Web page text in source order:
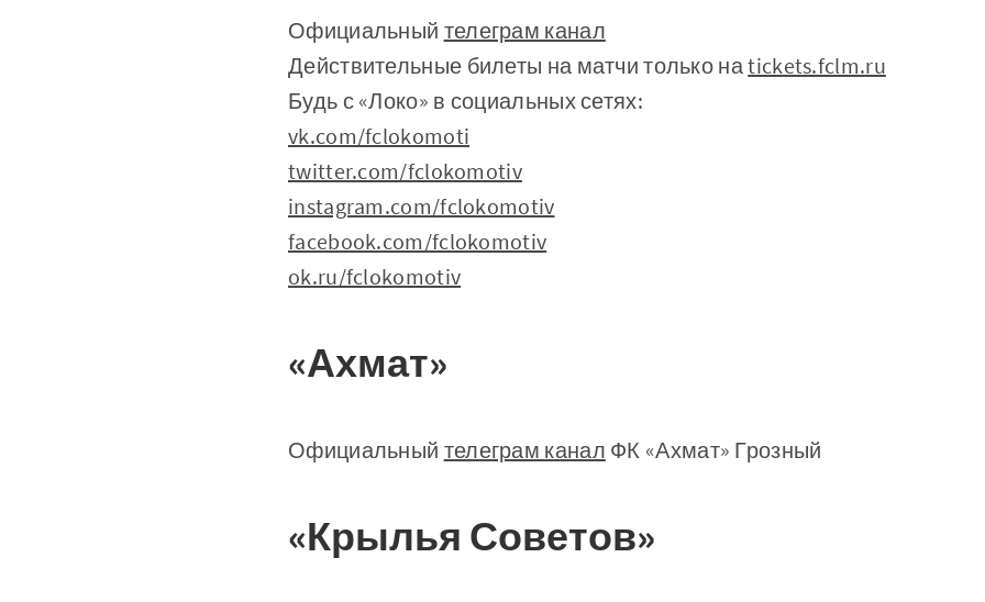
Официальный телеграм канал
Действительные билеты на матчи только наtickets.fclm.ru
Будь с «Локо» в социальных сетях:
vk.com/fclokomoti
twitter.com/fclokomotiv
instagram.com/fclokomotiv
facebook.com/fclokomotiv
ok.ru/fclokomotiv
«Ахмат»
Официальный телеграм канал ФК «Ахмат» Грозный
«Крылья Советов»